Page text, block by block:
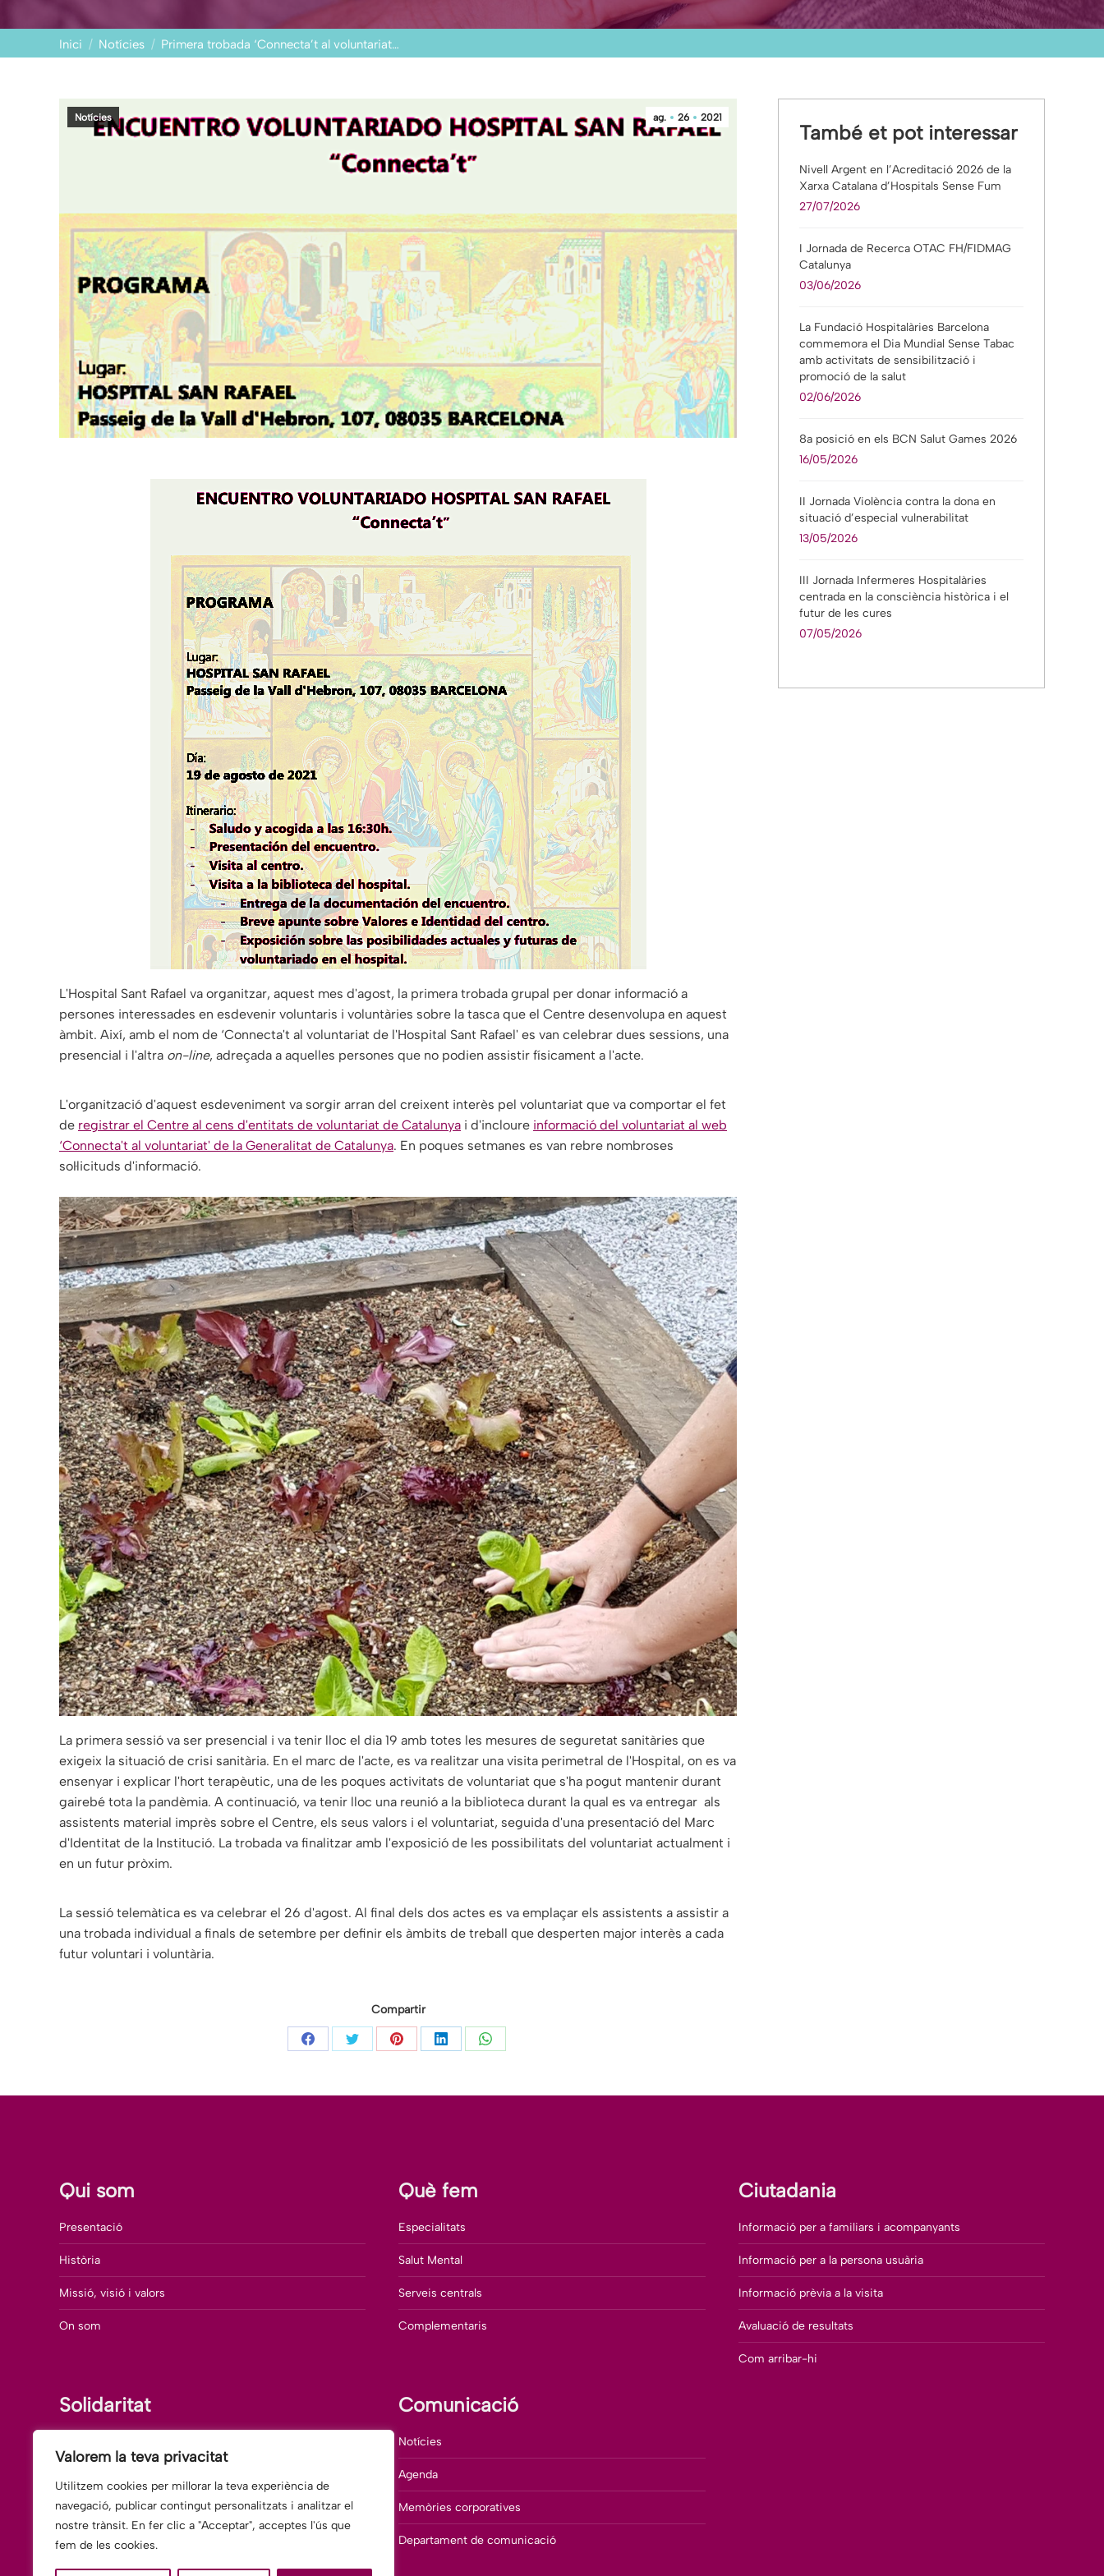
Valorem la teva privacitat
Utilitzem cookies per millorar la teva experiència de
navegació, publicar contingut personalitzats i analitzar el
nostre trànsit. En fer clic a "Acceptar", acceptes l'ús que
fem de les cookies.
You are here:
Inici Notícies Primera trobada ‘Connecta’t al voluntariat…
ag. 26 2021
Notícies
L'Hospital Sant Rafael va organitzar, aquest mes d'agost, la primera trobada grupal per donar informació a
persones interessades en esdevenir voluntaris i voluntàries sobre la tasca que el Centre desenvolupa en aquest
àmbit. Així, amb el nom de ‘Connecta't al voluntariat de l'Hospital Sant Rafael' es van celebrar dues sessions, una
presencial i l'altra on-line, adreçada a aquelles persones que no podien assistir físicament a l'acte.
L'organització d'aquest esdeveniment va sorgir arran del creixent interès pel voluntariat que va comportar el fet
de registrar el Centre al cens d'entitats de voluntariat de Catalunya i d'incloure informació del voluntariat al web
‘Connecta't al voluntariat' de la Generalitat de Catalunya. En poques setmanes es van rebre nombroses
sol·licituds d'informació.
La primera sessió va ser presencial i va tenir lloc el dia 19 amb totes les mesures de seguretat sanitàries que
exigeix la situació de crisi sanitària. En el marc de l'acte, es va realitzar una visita perimetral de l'Hospital, on es va
ensenyar i explicar l'hort terapèutic, una de les poques activitats de voluntariat que s'ha pogut mantenir durant
gairebé tota la pandèmia. A continuació, va tenir lloc una reunió a la biblioteca durant la qual es va entregar als
assistents material imprès sobre el Centre, els seus valors i el voluntariat, seguida d'una presentació del Marc
d'Identitat de la Institució. La trobada va finalitzar amb l'exposició de les possibilitats del voluntariat actualment i
en un futur pròxim.
La sessió telemàtica es va celebrar el 26 d'agost. Al final dels dos actes es va emplaçar els assistents a assistir a
una trobada individual a finals de setembre per definir els àmbits de treball que desperten major interès a cada
futur voluntari i voluntària.
Compartir
Share
Facebook
Share
Twitter
Share
Pinterest
Share
LinkedIn
Share
WhatsApp
També et pot interessar
Nivell Argent en l’Acreditació 2026 de la
Xarxa Catalana d’Hospitals Sense Fum
27/07/2026
I Jornada de Recerca OTAC FH/FIDMAG
Catalunya
03/06/2026
La Fundació Hospitalàries Barcelona
commemora el Dia Mundial Sense Tabac
amb activitats de sensibilització i
promoció de la salut
02/06/2026
8a posició en els BCN Salut Games 2026
16/05/2026
II Jornada Violència contra la dona en
situació d’especial vulnerabilitat
13/05/2026
III Jornada Infermeres Hospitalàries
centrada en la consciència històrica i el
futur de les cures
07/05/2026
Qui som
Presentació
Història
Missió, visió i valors
On som
Què fem
Especialitats
Salut Mental
Serveis centrals
Complementaris
Ciutadania
Informació per a familiars i acompanyants
Informació per a la persona usuària
Informació prèvia a la visita
Avaluació de resultats
Com arribar-hi
Solidaritat
Cooperació Internacional
Comunicació
Notícies
Agenda
Memòries corporatives
Departament de comunicació